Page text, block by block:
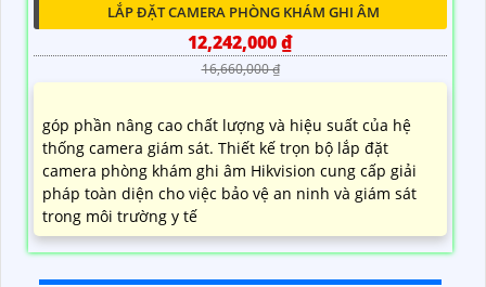
LẮP ĐẶT CAMERA PHÒNG KHÁM GHI ÂM
12,242,000 ₫
16,660,000 ₫
góp phần nâng cao chất lượng và hiệu suất của hệ
thống camera giám sát. Thiết kế trọn bộ lắp đặt
camera phòng khám ghi âm Hikvision cung cấp giải
pháp toàn diện cho việc bảo vệ an ninh và giám sát
trong môi trường y tế